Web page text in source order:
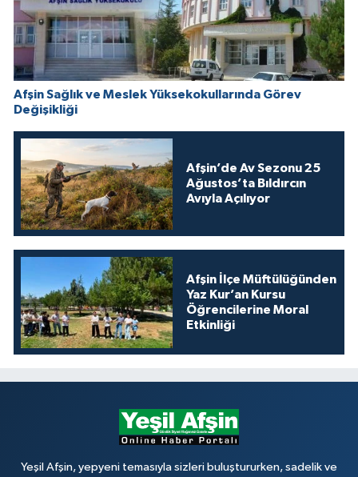
Afşin Sağlık ve Meslek Yüksekokullarında Görev
Değişikliği
Afşin’de Av Sezonu 25
Ağustos’ta Bıldırcın
Avıyla Açılıyor
Afşin İlçe Müftülüğünden
Yaz Kur’an Kursu
Öğrencilerine Moral
Etkinliği
Yeşil Afşin, yepyeni temasıyla sizleri buluştururken, sadelik ve